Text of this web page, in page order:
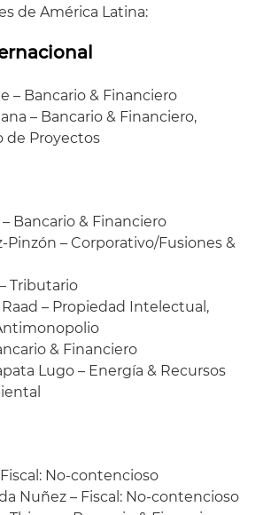
de América Latina:
– Bancario & Financiero
– Bancario & Financiero,
de Proyectos
Bancario & Financiero
Pinzón – Corporativo/Fusiones &
Tributario
– Propiedad Intelectual,
& Financiero
Lugo – Energía & Recursos
No-contencioso
Nuñez – Fiscal: No-contencioso